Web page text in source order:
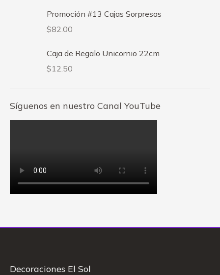
Promoción #13 Cajas Sorpresas
$82.00
Caja de Regalo Unicornio 22cm
$12.50
Síguenos en nuestro Canal YouTube
Decoraciones El Sol